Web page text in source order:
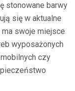
stonowane barwy
się w aktualne
swoje miejsce
wyposażonych
czy